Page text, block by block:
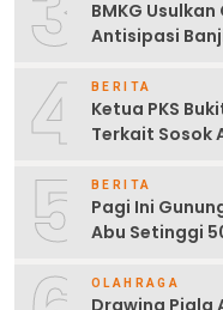
BMKG
Antisipasi
4 BERITA
Ketua PKS
Terkait Sosok
5 BERITA
Pagi Ini
Abu Setinggi
OLAHRAGA